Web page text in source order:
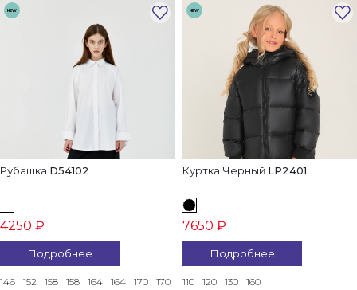
NEW
Рубашка D54102
4250 ₽
Подробнее
146 152 158 158 164 164 170 170
NEW
Куртка Черный LP2401
7650 ₽
Подробнее
110 120 130 160